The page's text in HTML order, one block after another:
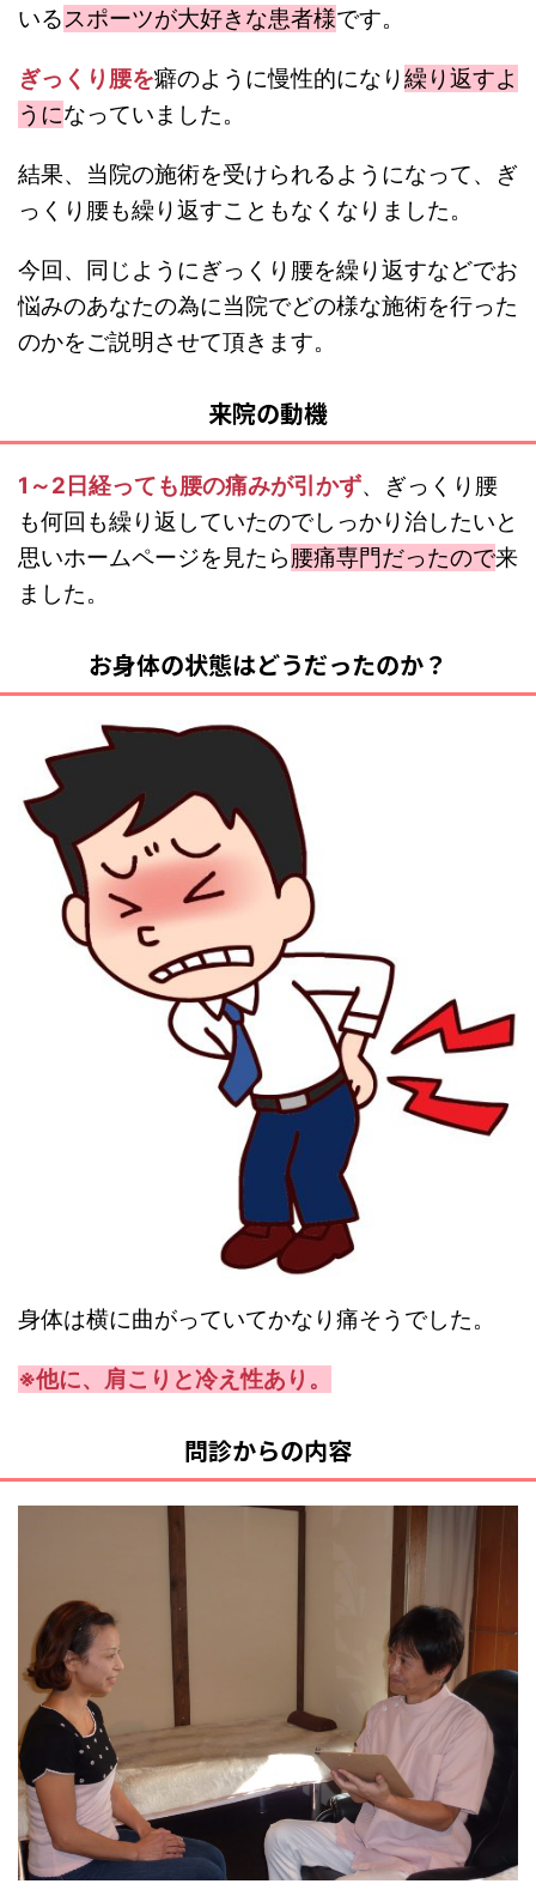
いるスポーツが大好きな患者様です。
ぎっくり腰を癖のように慢性的になり繰り返すよ
うになっていました。
結果、当院の施術を受けられるようになって、ぎ
っくり腰も繰り返すこともなくなりました。
今回、同じようにぎっくり腰を繰り返すなどでお
悩みのあなたの為に当院でどの様な施術を行った
のかをご説明させて頂きます。
来院の動機
1～2日経っても腰の痛みが引かず、ぎっくり腰
も何回も繰り返していたのでしっかり治したいと
思いホームページを見たら腰痛専門だったので来
ました。
お身体の状態はどうだったのか？
身体は横に曲がっていてかなり痛そうでした。
※他に、肩こりと冷え性あり。
問診からの内容